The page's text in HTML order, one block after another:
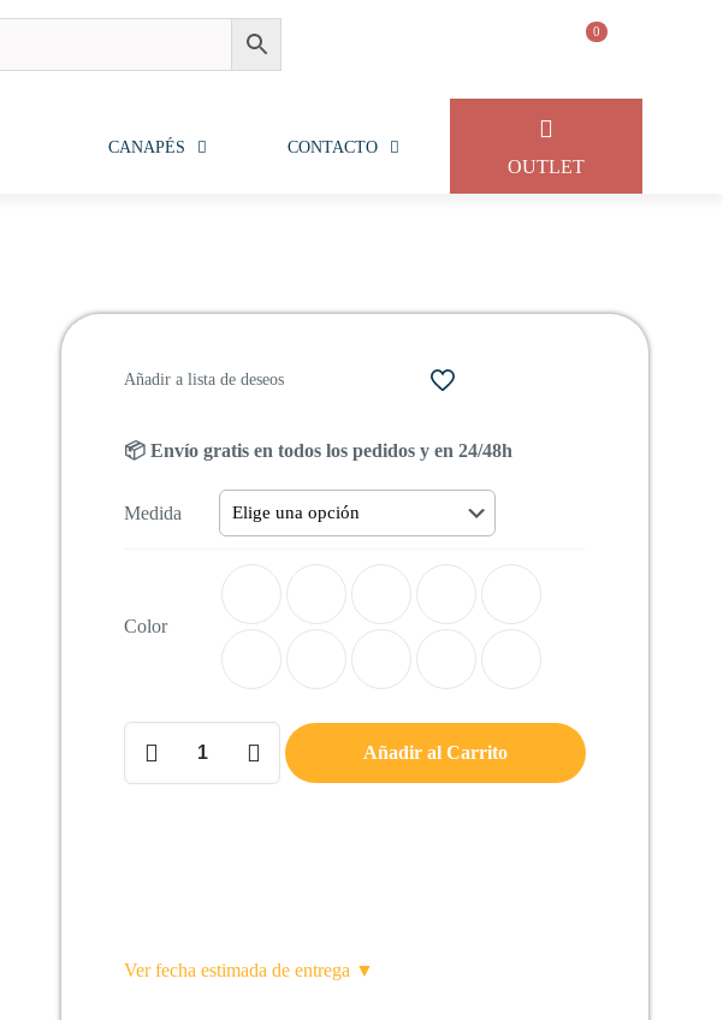
0
CANAPÉS CONTACTO
OUTLET
Añadir a lista de deseos
📦 Envío gratis en todos los pedidos y en 24/48h
Medida
Color
Añadir al Carrito
Ver fecha estimada de entrega ▼